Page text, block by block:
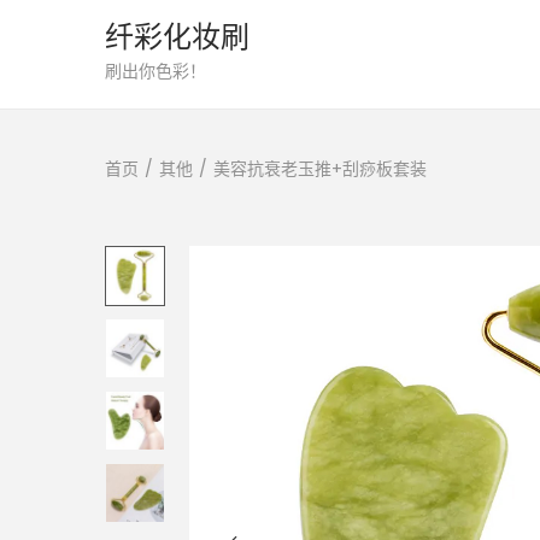
转
航
跳
容
纤彩化妆刷
刷出你色彩！
首页 / 其他 / 美容抗衰老玉推+刮痧板套装